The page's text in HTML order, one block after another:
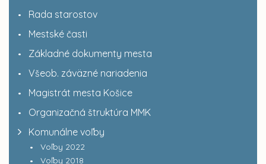
Rada starostov
Mestské časti
Základné dokumenty mesta
Všeob. záväzné nariadenia
Magistrát mesta Košice
Organizačná štruktúra MMK
Komunálne voľby
Voľby 2022
Voľby 2018